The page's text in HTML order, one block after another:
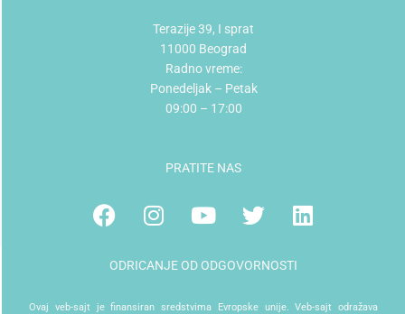
Terazije 39, I sprat
11000 Beograd
Radno vreme:
Ponedeljak – Petak
09:00 – 17:00
PRATITE NAS
FacebookInstagram
YoutubeTwitterLinkedin
ODRICANJE OD ODGOVORNOSTI
Ovaj veb-sajt je finansiran sredstvima Evropske unije. Veb-sajt odražava